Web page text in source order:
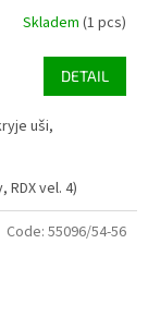
Skladem (1 pcs)
DETAIL
uši,
RDX vel. 4)
Code: 55096/54-56